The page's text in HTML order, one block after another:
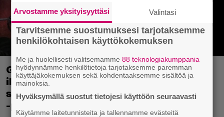
Ghost Recon 25 vuotta: nappaa nyt
ilmaiseksi Ghost Recon: Future Soldier
sekä merkittävä Ghost Recon Wildlands
-päivitys
Arvostamme yksityisyyttäsi Valintasi
Tarvitsemme suostumuksesi tarjotaksemme
henkilökohtaisen käyttökokemuksen
Me ja huolellisesti valitsemamme88 teknologiakumppania
hyödynnämme henkilötietoja tarjotaksemme paremman
käyttäjäkokemuksen sekä kohdentaaksemme sisältöä ja
mainoksia.
Hyväksymällä suostut tietojesi käyttöön seuraavasti
Käytämme laitetunnisteita ja tallennamme evästeitä